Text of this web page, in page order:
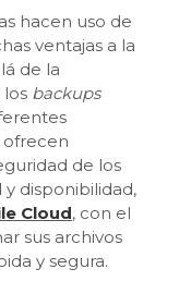
hacen uso de
ventajas a la
de la
backups
ofrecen
de los
y disponibilidad,
Cloud, con el
sus archivos
y segura.